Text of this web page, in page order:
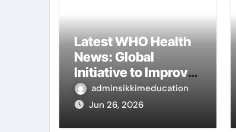
Latest WHO Health
News: Global
Initiative to Improve
Health
adminsikkimeducation
Jun 26, 2026